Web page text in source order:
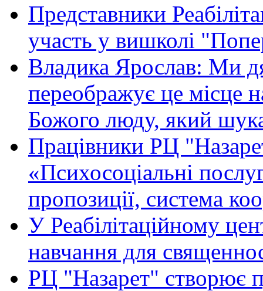
Представники
участь у вишколі
Владика Ярослав: Ми
переображує це місце
Божого люду, який
Працівники РЦ
«Психосоціальні
пропозиції, система
У Реабілітаційному
навчання для
РЦ "Назарет" створює